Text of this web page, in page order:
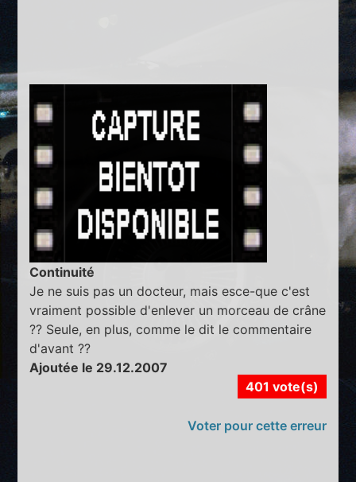
Continuité
Je ne suis pas un docteur, mais esce-que c'est
vraiment possible d'enlever un morceau de crâne
?? Seule, en plus, comme le dit le commentaire
d'avant ??
Ajoutée le 29.12.2007
401 vote(s)
Voter pour cette erreur